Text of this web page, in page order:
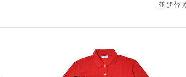
並び替え